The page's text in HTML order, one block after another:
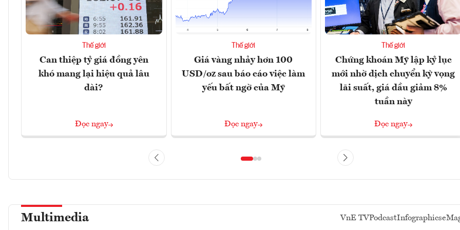
Thế giới
Can thiệp tỷ giá đồng yên
khó mang lại hiệu quả lâu
dài?
Đọc ngay
Thế giới
Giá vàng nhảy hơn 100
USD/oz sau báo cáo việc làm
yếu bất ngờ của Mỹ
Đọc ngay
Thế giới
Chứng khoán Mỹ lập kỷ lục
mới nhờ dịch chuyển kỳ vọng
lãi suất, giá dầu giảm 8%
tuần này
Đọc ngay
Multimedia VnE TVPodcastInfographics